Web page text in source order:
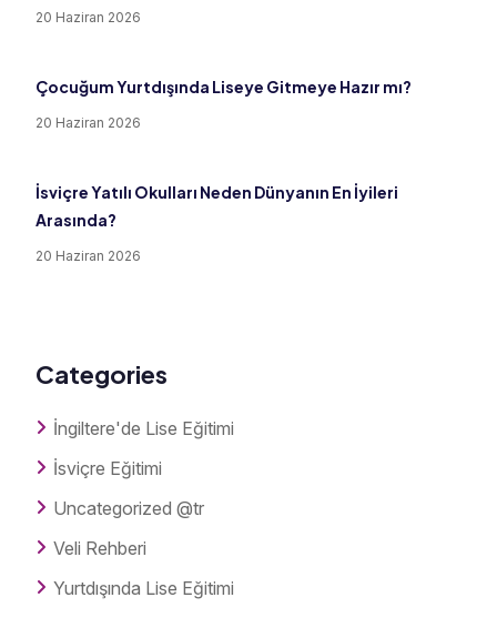
20 Haziran 2026
Çocuğum Yurtdışında Liseye Gitmeye Hazır mı?
20 Haziran 2026
İsviçre Yatılı Okulları Neden Dünyanın En İyileri
Arasında?
20 Haziran 2026
Categories
İngiltere'de Lise Eğitimi
İsviçre Eğitimi
Uncategorized @tr
Veli Rehberi
Yurtdışında Lise Eğitimi